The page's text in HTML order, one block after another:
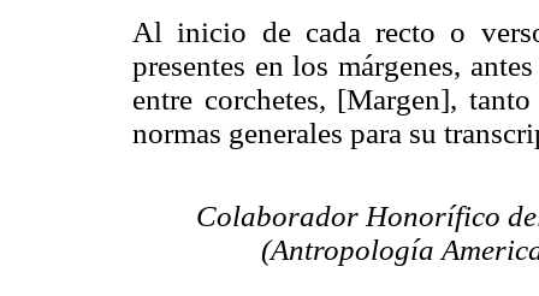
Al inicio de cada recto o
presentes en los márgenes,
entre corchetes, [Margen],
normas generales para su
Colaborador Honorífico
(Antropología